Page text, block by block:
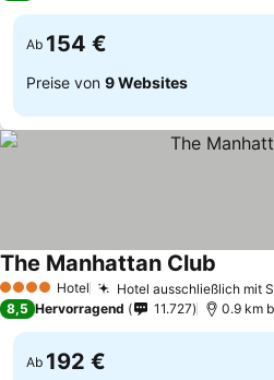
Ab 154 €
Preise von 9 Websites
4 Sterne Hotel Hotel ausschließlich mit
The Manhattan Club
8,5 Hervorragend 11.727 0.9 km
Ab 192 €